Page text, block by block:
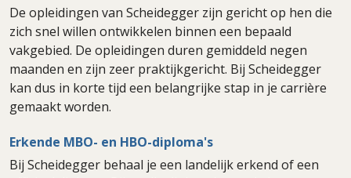
De opleidingen van Scheidegger zijn gericht op hen die
zich snel willen ontwikkelen binnen een bepaald
vakgebied. De opleidingen duren gemiddeld negen
maanden en zijn zeer praktijkgericht. Bij Scheidegger
kan dus in korte tijd een belangrijke stap in je carrière
gemaakt worden.
Erkende MBO- en HBO-diploma's
Bij Scheidegger behaal je een landelijk erkend of een